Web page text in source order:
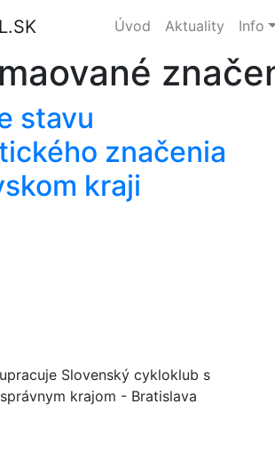
Úvod Aktuality Info
maované
stavu
značenia
kraji
Slovenský cykloklub s
krajom - Bratislava